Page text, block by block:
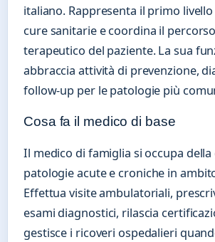
italiano. Rappresenta il primo
cure sanitarie e coordina il
terapeutico del paziente. La sua
abbraccia attività di prevenzione,
follow-up per le patologie più
Cosa fa il medico di base
Il medico di famiglia si occupa
patologie acute e croniche in
Effettua visite ambulatoriali,
esami diagnostici, rilascia
gestisce i ricoveri ospedalieri